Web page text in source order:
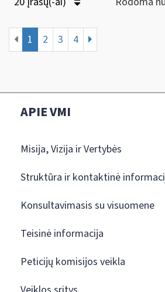
1 2 3 4
APIE VMI
Misija, Vizija ir Vertybės
Struktūra ir kontaktinė
Konsultavimasis su visuomene
Teisinė informacija
Peticijų komisijos veikla